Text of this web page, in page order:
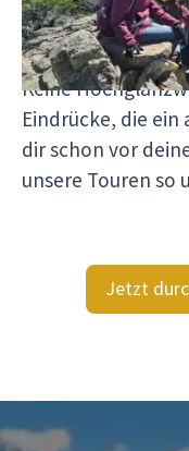
reist, welche
wirklich anfühlt,
Keine
Eindrücke, die
dir schon vor
unsere Touren so
Jetzt